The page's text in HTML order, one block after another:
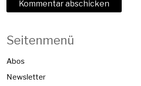
Seitenmenü
Abos
Newsletter